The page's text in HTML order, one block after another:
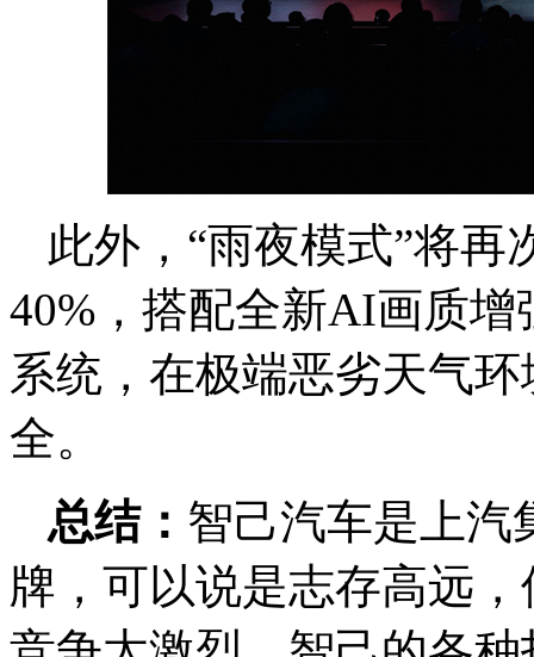
此外， “雨夜模式”将再
40%，搭配全新AI画质
系统，在极端恶劣天气
全。
总结： 智己汽车是上汽
牌，可以说是志存高远